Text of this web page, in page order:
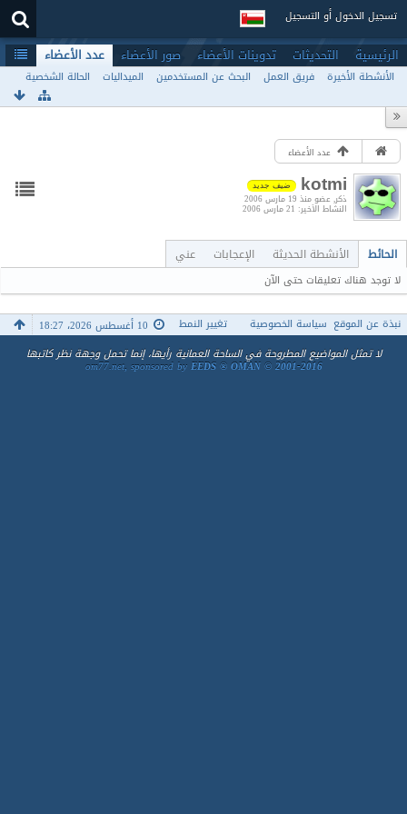
تسجيل الدخول أو التسجيل
الرئيسية التحديثات تدوينات الأعضاء صور الأعضاء عدد الأعضاء
الأنشطة الأخيرة فريق العمل البحث عن المستخدمين الميداليات الحالة الشخصية
عدد الأعضاء
kotmi ضيف جديد
ذكر عضو منذ 19 مارس 2006
النشاط الأخير 21 مارس 2006
الحائط الأنشطة الحديثة الإعجابات عني
لا توجد هناك تعليقات حتى الآن
نبذة عن الموقع سياسة الخصوصية 10 أغسطس 2026، 18:27
تغيير النمط
لا تمثل المواضيع المطروحة في الساحة العمانية رأيها، إنما تحمل وجهة نظر كاتبها
om77.net, sponsored byEEDS ® OMAN © 2001-2016